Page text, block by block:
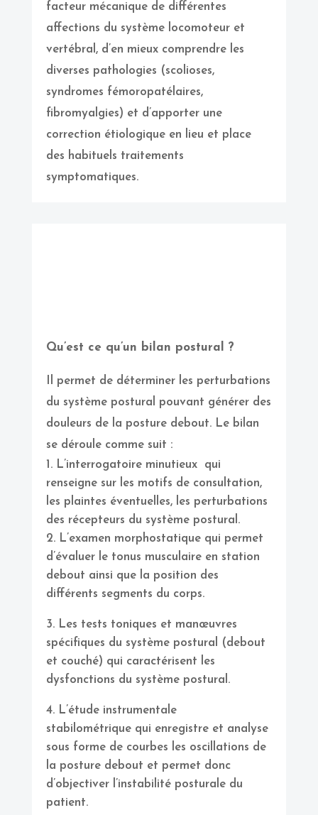
facteur mécanique de différentes
affections du système locomoteur et
vertébral, d’en mieux comprendre les
diverses pathologies (scolioses,
syndromes fémoropatélaires,
fibromyalgies) et d’apporter une
correction étiologique en lieu et place
des habituels traitements
symptomatiques.
Qu’est ce qu’un bilan postural ?
Il permet de déterminer les perturbations
du système postural pouvant générer des
douleurs de la posture debout. Le bilan
se déroule comme suit :
L’interrogatoire minutieux qui
renseigne sur les motifs de consultation,
les plaintes éventuelles, les perturbations
des récepteurs du système postural.
L’examen morphostatique qui permet
d’évaluer le tonus musculaire en station
debout ainsi que la position des
différents segments du corps.
Les tests toniques et manœuvres
spécifiques du système postural (debout
et couché) qui caractérisent les
dysfonctions du système postural.
L’étude instrumentale
stabilométrique qui enregistre et analyse
sous forme de courbes les oscillations de
la posture debout et permet donc
d’objectiver l’instabilité posturale du
patient.